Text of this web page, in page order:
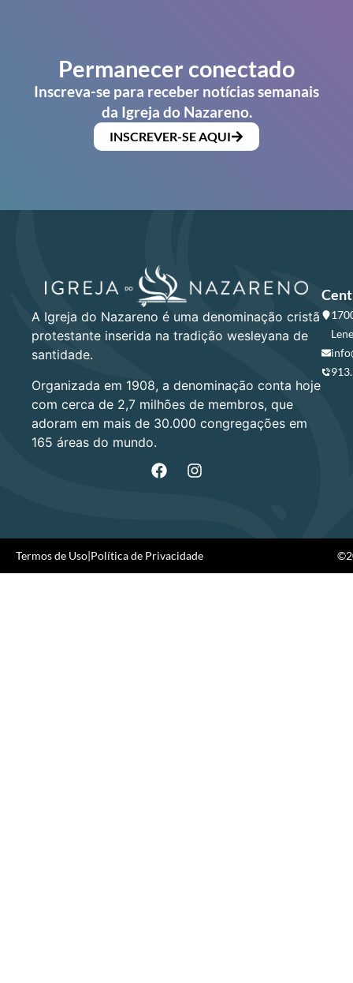
Permanecer conectado
Inscreva-se para receber notícias semanais
da Igreja do Nazareno.
INSCREVER-SE AQUI
A Igreja do Nazareno é uma denominação cristã
protestante inserida na tradição wesleyana de
santidade.
Organizada em 1908, a denominação conta hoje
com cerca de 2,7 milhões de membros, que
adoram em mais de 30.000 congregações em
165 áreas do mundo.
Termos de Uso|Política de Privacidade